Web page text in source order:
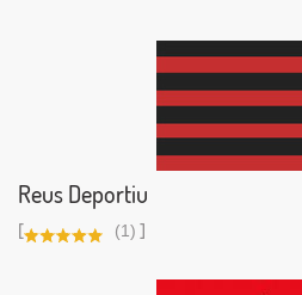
Reus Deportiu
[ (1) ]